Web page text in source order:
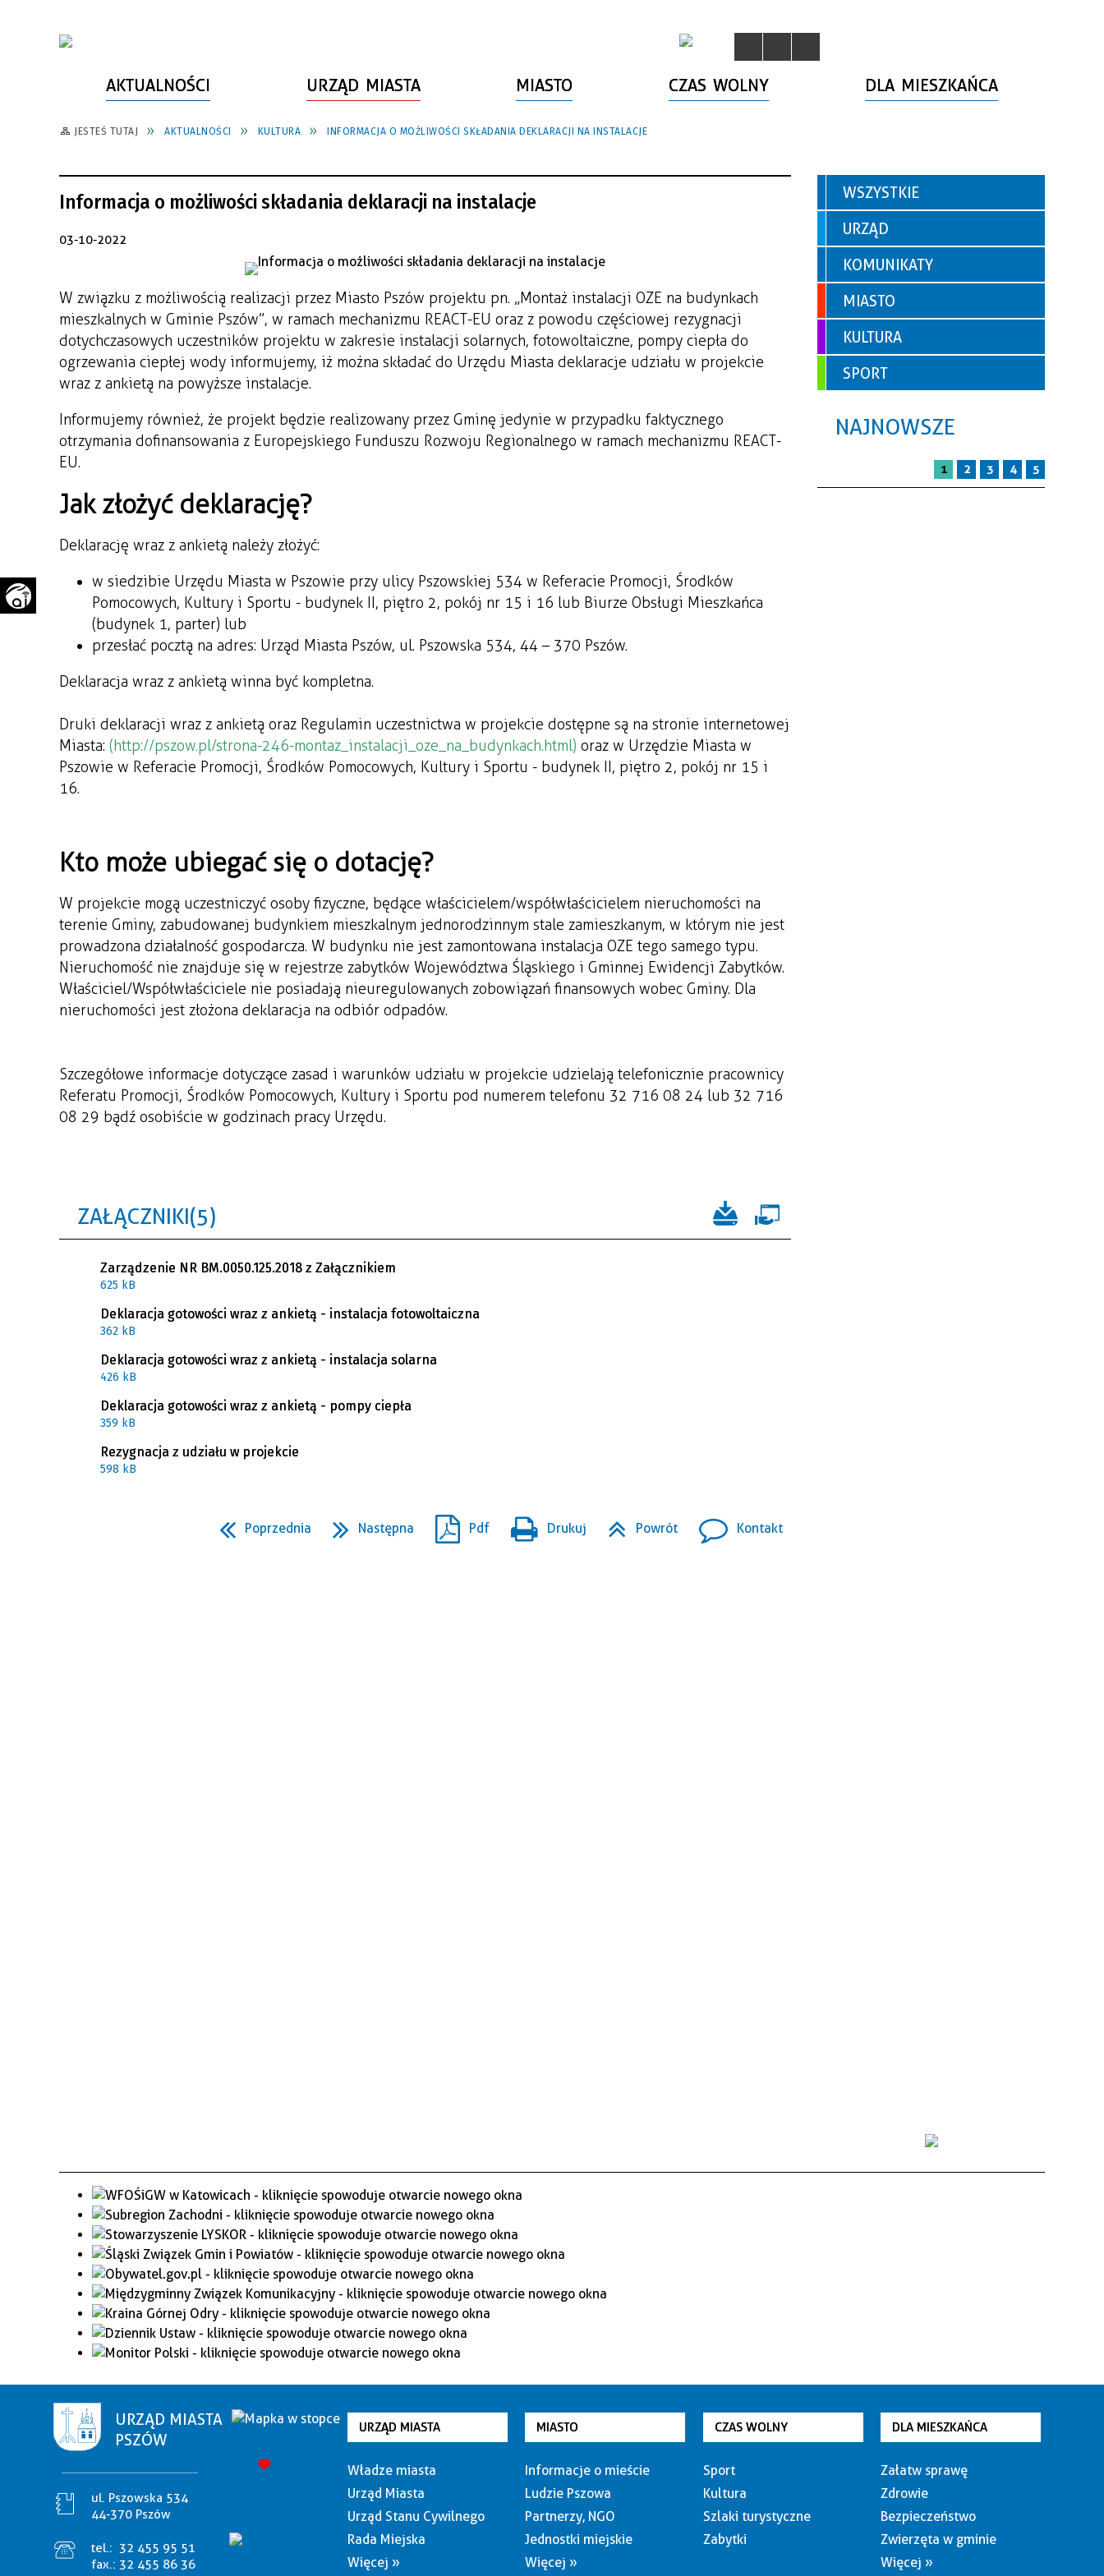
AKTUALNOŚCI URZĄD MIASTA
WŁADZE MIASTA
URZĄD STANU CYWILNEGO
RADA MIEJSKA
STRATEGIE, PLANY, PROGRAMY
FUNDUSZE ZEWNĘTRZNE
MIASTO
INFORMACJE O MIEŚCIE
PARTNERZY, NGO
JEDNOSTKI MIEJSKIE
INWESTYCJE MIEJSKIE
POWIATOWY LIDER
PRZEDSIĘBIORCZOŚCI
WAŻNE TELEFONY
GAZETA SAMORZĄDOWA
"PSZOW.PL"
CZAS WOLNY
SPORT
SZLAKI TURYSTYCZNE
ZABYTKI
DLA MIESZKAŃCA
ZAŁATW SPRAWĘ
BEZPIECZEŃSTWO
ZWIERZĘTA W GMINIE
POMIAR SATYSFAKCJI KLIENTA
INFORMATOR
KOMUNIKACJA I TRANSPORT
ZAGOSPODAROWANIE
PRZESTRZENNE
JESTEŚ TUTAJ AKTUALNOŚCI KULTURA INFORMACJA O MOŻLIWOŚCI SKŁADANIA DEKLARACJI NA INSTALACJE
Informacja o możliwości składania deklaracji na instalacje
03-10-2022
W związku z możliwością realizacji przez Miasto Pszów projektu pn. „Montaż instalacji OZE na budynkach
mieszkalnych w Gminie Pszów”, w ramach mechanizmu REACT-EU oraz z powodu częściowej rezygnacji
dotychczasowych uczestników projektu w zakresie instalacji solarnych, fotowoltaiczne, pompy ciepła do
ogrzewania ciepłej wody informujemy, iż można składać do Urzędu Miasta deklaracje udziału w projekcie
wraz z ankietą na powyższe instalacje.
Informujemy również, że projekt będzie realizowany przez Gminę jedynie w przypadku faktycznego
otrzymania dofinansowania z Europejskiego Funduszu Rozwoju Regionalnego w ramach mechanizmu REACT-
EU.
Jak złożyć deklarację?
Deklarację wraz z ankietą należy złożyć:
w siedzibie Urzędu Miasta w Pszowie przy ulicy Pszowskiej 534 w Referacie Promocji, Środków
Pomocowych, Kultury i Sportu - budynek II, piętro 2, pokój nr 15 i 16 lub Biurze Obsługi Mieszkańca
(budynek 1, parter) lub
przesłać pocztą na adres: Urząd Miasta Pszów, ul. Pszowska 534, 44 – 370 Pszów.
Deklaracja wraz z ankietą winna być kompletna.
Druki deklaracji wraz z ankietą oraz Regulamin uczestnictwa w projekcie dostępne są na stronie internetowej
Miasta: (http://pszow.pl/strona-246-montaz_instalacji_oze_na_budynkach.html) oraz w Urzędzie Miasta w
Pszowie w Referacie Promocji, Środków Pomocowych, Kultury i Sportu - budynek II, piętro 2, pokój nr 15 i
16.
Kto może ubiegać się o dotację?
W projekcie mogą uczestniczyć osoby fizyczne, będące właścicielem/współwłaścicielem nieruchomości na
terenie Gminy, zabudowanej budynkiem mieszkalnym jednorodzinnym stale zamieszkanym, w którym nie jest
prowadzona działalność gospodarcza. W budynku nie jest zamontowana instalacja OZE tego samego typu.
Nieruchomość nie znajduje się w rejestrze zabytków Województwa Śląskiego i Gminnej Ewidencji Zabytków.
Właściciel/Współwłaściciele nie posiadają nieuregulowanych zobowiązań finansowych wobec Gminy. Dla
nieruchomości jest złożona deklaracja na odbiór odpadów.
Szczegółowe informacje dotyczące zasad i warunków udziału w projekcie udzielają telefonicznie pracownicy
Referatu Promocji, Środków Pomocowych, Kultury i Sportu pod numerem telefonu 32 716 08 24 lub 32 716
08 29 bądź osobiście w godzinach pracy Urzędu.
ZAŁĄCZNIKI (5)
Zarządzenie NR BM.0050.125.2018 z Załącznikiem
625 kB
Deklaracja gotowości wraz z ankietą - instalacja fotowoltaiczna
362 kB
Deklaracja gotowości wraz z ankietą - instalacja solarna
426 kB
Deklaracja gotowości wraz z ankietą - pompy ciepła
359 kB
Rezygnacja z udziału w projekcie
598 kB
Poprzednia Następna Pdf Drukuj Powrót Kontakt
WSZYSTKIE
URZĄD
KOMUNIKATY
MIASTO
KULTURA
SPORT
NAJNOWSZE
1 2 3 4 5
URZĄD MIASTA
PSZÓW
ul. Pszowska 534
44-370 Pszów
tel.: 32 455 95 51
fax.: 32 455 86 36
URZĄD MIASTA
Władze miasta
Urząd Miasta
Urząd Stanu Cywilnego
Rada Miejska
Więcej »
MIASTO
Informacje o mieście
Ludzie Pszowa
Partnerzy, NGO
Jednostki miejskie
Więcej »
CZAS WOLNY
Sport
Kultura
Szlaki turystyczne
Zabytki
DLA MIESZKAŃCA
Załatw sprawę
Zdrowie
Bezpieczeństwo
Zwierzęta w gminie
Więcej »